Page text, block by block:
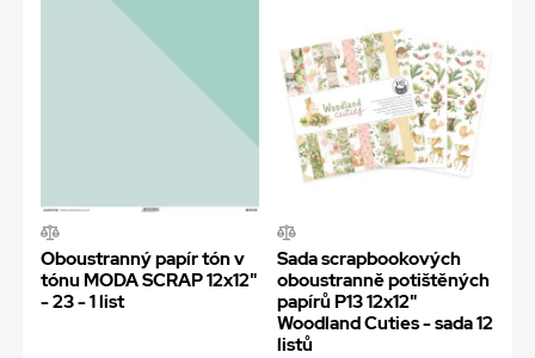
Oboustranný papír tón v
tónu MODA SCRAP 12x12"
- 23 - 1 list
Sada scrapbookových
oboustranně potištěných
papírů P13 12x12"
Woodland Cuties - sada 12
listů